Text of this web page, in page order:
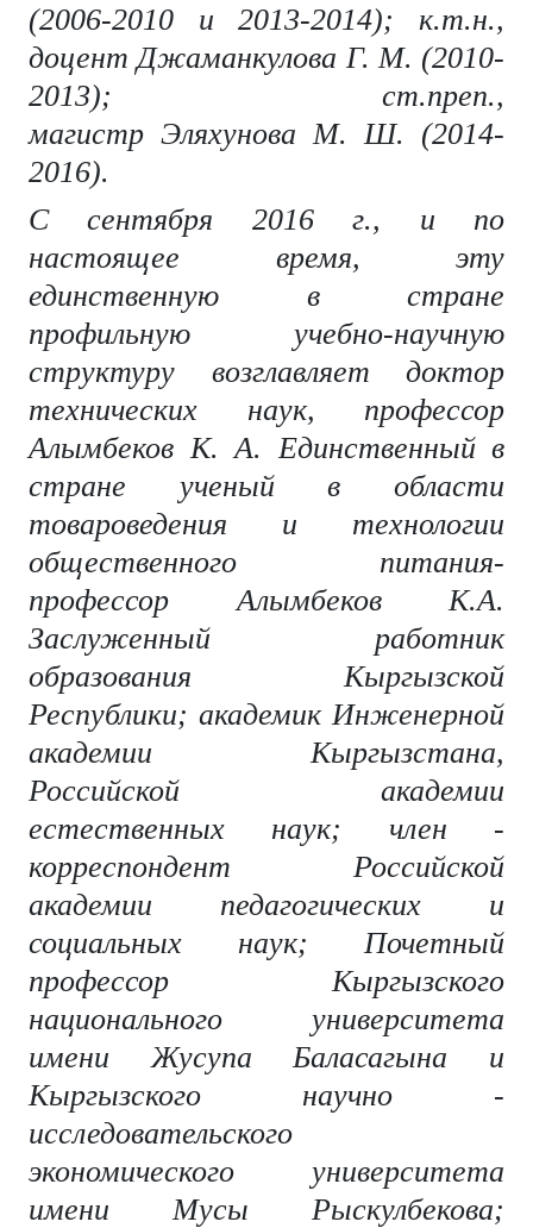
(2006-2010 и 2013-2014); к.т.н.,
доцент Джаманкулова Г. М. (2010-
2013); ст.преп.,
магистр Эляхунова М. Ш. (2014-
2016).
С сентября 2016 г., и по
настоящее время, эту
единственную в стране
профильную учебно-научную
структуру возглавляет доктор
технических наук, профессор
Алымбеков К. А. Единственный в
стране ученый в области
товароведения и технологии
общественного питания-
профессор Алымбеков К.А.
Заслуженный работник
образования Кыргызской
Республики; академик Инженерной
академии Кыргызстана,
Российской академии
естественных наук; член -
корреспондент Российской
академии педагогических и
социальных наук; Почетный
профессор Кыргызского
национального университета
имени Жусупа Баласагына и
Кыргызского научно -
исследовательского
экономического университета
имени Мусы Рыскулбекова;